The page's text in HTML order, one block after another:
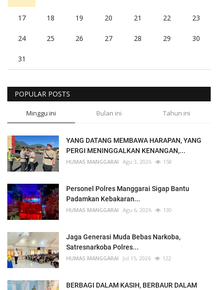
17 18 19 20 21 22 23
24 25 26 27 28 29 30
31
POPULAR POSTS
Minggu ini Bulan ini Tahun ini
YANG DATANG MEMBAWA HARAPAN, YANG
PERGI MENINGGALKAN KENANGAN,...
HUMAS MANGGARAI Agu 3, 2026 158
Personel Polres Manggarai Sigap Bantu
Padamkan Kebakaran...
HUMAS MANGGARAI Agu 6, 2026 130
Jaga Generasi Muda Bebas Narkoba,
Satresnarkoba Polres...
HUMAS MANGGARAI Jul 15, 2026 122
BERBAGI DALAM KASIH, BERBAUR DALAM